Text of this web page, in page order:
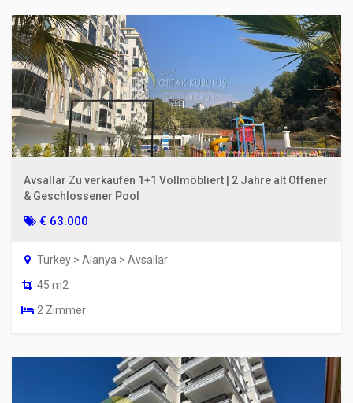
Avsallar Zu verkaufen 1+1 Vollmöbliert | 2 Jahre alt Offener
& Geschlossener Pool
€ 63.000
Turkey > Alanya > Avsallar
45 m2
2 Zimmer